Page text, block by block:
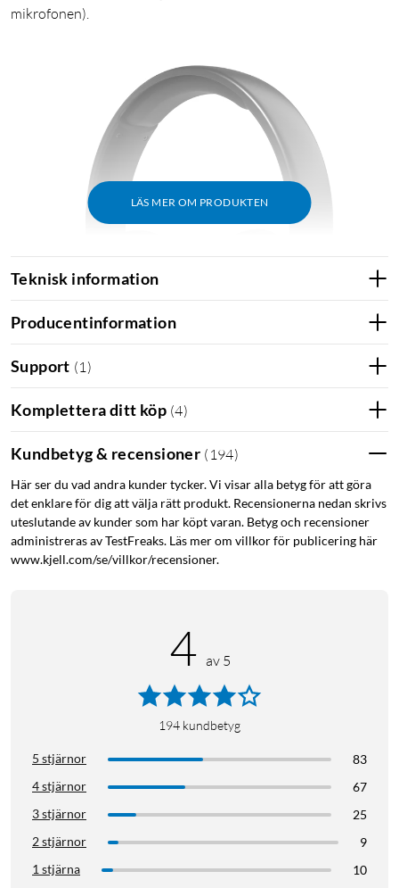
mikrofonen).
LÄS MER OM PRODUKTEN
Bekväma hörlurar med låg vikt
Nomadelic Solo 202 är gjorda för att lyssna länge med. De
väger endast 190 g och har mjukt vadderade öronkåpor av
konstläder för bekväm användning under flygresan eller
202 för alla hela dagen - och lite till! Slut på batteri mitt under
ljudboken? Anslut den medföljande ljudkabel och fortsätt
lyssna (vid kabelanslutning inaktiveras mikrofonen).
Specifikationer
Teknisk information
Producentinformation
Support (1 )
Komplettera ditt köp (4)
Kundbetyg & recensioner ( 194)
Här ser du vad andra kunder tycker. Vi visar alla betyg för att göra
det enklare för dig att välja rätt produkt. Recensionerna nedan skrivs
uteslutande av kunder som har köpt varan. Betyg och recensioner
administreras av TestFreaks. Läs mer om villkor för publicering här
www.kjell.com/se/villkor/recensioner.
4 av 5
194 kundbetyg
5 stjärnor
83
4 stjärnor
67
3 stjärnor
25
2 stjärnor
9
1 stjärna
10